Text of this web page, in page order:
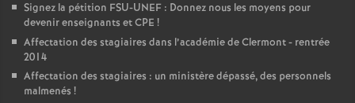
Signez la pétition FSU-UNEF : Donnez nous les moyens pour
devenir enseignants et CPE !
Affectation des stagiaires dans l’académie de Clermont - rentrée
2014
Affectation des stagiaires : un ministère dépassé, des personnels
malmenés !